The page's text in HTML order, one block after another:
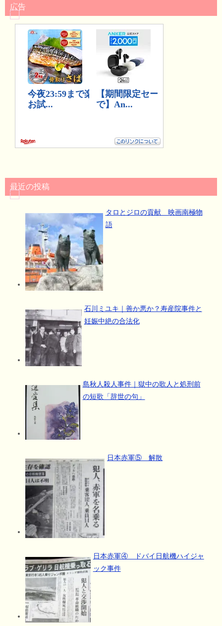
広告
最近の投稿
タロとジロの貢献 映画南極物
語
石川ミユキ｜善か悪か？寿産院事件と
妊娠中絶の合法化
島秋人殺人事件｜獄中の歌人と処刑前
の短歌「辞世の句」
日本赤軍⑤ 解散
日本赤軍④ ドバイ日航機ハイジャ
ック事件